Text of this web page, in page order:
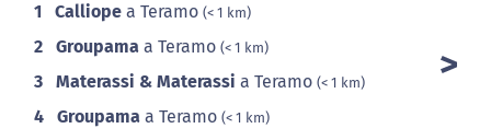
1 Calliope a Teramo (< 1 km)
2 Groupama a Teramo (< 1 km)
3 Materassi & Materassi a Teramo (< 1 km)
4 Groupama a Teramo (< 1 km)